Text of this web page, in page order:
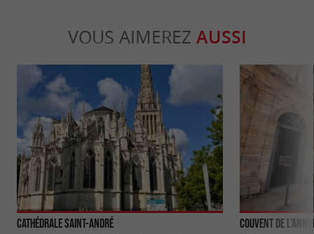
VOUS AIMEREZ AUSSI
Cathédrale Saint-André Couvent de